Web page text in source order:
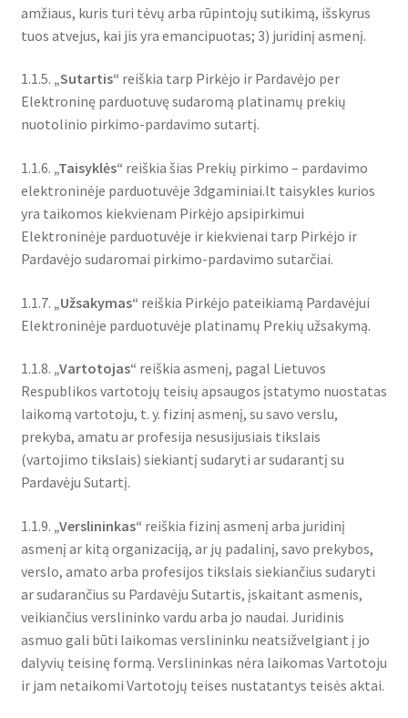
Plastiko rūšys
Plastiko spalvos
Wishlist
amžiaus, kuris turi tėvų arba rūpintojų sutikimą, išskyrus
tuos atvejus, kai jis yra emancipuotas; 3) juridinį asmenį.
1.1.5. „Sutartis“ reiškia tarp Pirkėjo ir Pardavėjo per
Elektroninę parduotuvę sudaromą platinamų prekių
nuotolinio pirkimo-pardavimo sutartį.
1.1.6. „Taisyklės“ reiškia šias Prekių pirkimo – pardavimo
elektroninėje parduotuvėje 3dgaminiai.lt taisykles kurios
yra taikomos kiekvienam Pirkėjo apsipirkimui
Elektroninėje parduotuvėje ir kiekvienai tarp Pirkėjo ir
Pardavėjo sudaromai pirkimo-pardavimo sutarčiai.
1.1.7. „Užsakymas“ reiškia Pirkėjo pateikiamą Pardavėjui
Elektroninėje parduotuvėje platinamų Prekių užsakymą.
1.1.8. „Vartotojas“ reiškia asmenį, pagal Lietuvos
Respublikos vartotojų teisių apsaugos įstatymo nuostatas
laikomą vartotoju, t. y. fizinį asmenį, su savo verslu,
prekyba, amatu ar profesija nesusijusiais tikslais
(vartojimo tikslais) siekiantį sudaryti ar sudarantį su
Pardavėju Sutartį.
1.1.9. „Verslininkas“ reiškia fizinį asmenį arba juridinį
asmenį ar kitą organizaciją, ar jų padalinį, savo prekybos,
verslo, amato arba profesijos tikslais siekiančius sudaryti
ar sudarančius su Pardavėju Sutartis, įskaitant asmenis,
veikiančius verslininko vardu arba jo naudai. Juridinis
asmuo gali būti laikomas verslininku neatsižvelgiant į jo
dalyvių teisinę formą. Verslininkas nėra laikomas Vartotoju
ir jam netaikomi Vartotojų teises nustatantys teisės aktai.